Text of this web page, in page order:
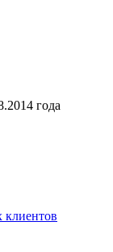
года
клиентов